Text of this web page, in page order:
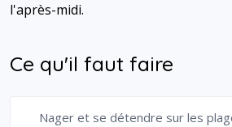
l'après-midi.
Ce qu'il faut faire
Nager et se détendre sur les